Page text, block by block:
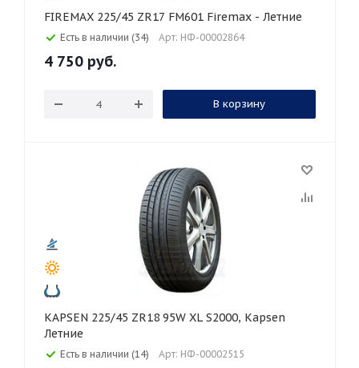
FIREMAX 225/45 ZR17 FM601 Firemax - Летние
Есть в наличии (34) Арт: НФ-00002864
4 750 руб.
В корзину
KAPSEN 225/45 ZR18 95W XL S2000, Kapsen
Летние
Есть в наличии (14) Арт: НФ-00002515